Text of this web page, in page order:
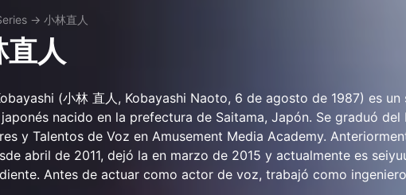
→ 小林直人
直人
(小林 直人, Kobayashi Naoto, 6 de agosto de 1987) es
nacido en la prefectura de Saitama, Japón. Se graduó del
y Talentos de Voz en Amusement Media Academy.
abril de 2011, dejó la en marzo de 2015 y actualmente es
Antes de actuar como actor de voz, trabajó como